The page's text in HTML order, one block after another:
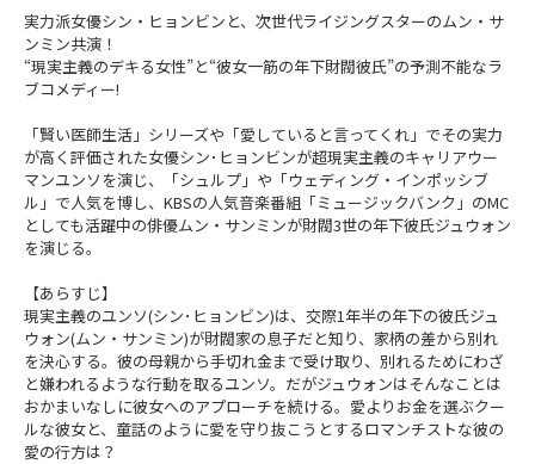
実力派女優シン・ヒョンビンと、次世代ライジングスターのムン・サ
ンミン共演！
“現実主義のデキる女性”と“彼女一筋の年下財閥彼氏”の予測不能なラ
ブコメディー!
「賢い医師生活」シリーズや「愛していると言ってくれ」でその実力
が高く評価された女優シン･ヒョンビンが超現実主義のキャリアウー
マンユンソを演じ、「シュルプ」や「ウェディング・インポッシブ
ル」で人気を博し、KBSの人気音楽番組「ミュージックバンク」のMC
としても活躍中の俳優ムン・サンミンが財閥3世の年下彼氏ジュウォン
を演じる。
【あらすじ】
現実主義のユンソ(シン･ヒョンビン)は、交際1年半の年下の彼氏ジュ
ウォン(ムン・サンミン)が財閥家の息子だと知り、家柄の差から別れ
を決心する。彼の母親から手切れ金まで受け取り、別れるためにわざ
と嫌われるような行動を取るユンソ。だがジュウォンはそんなことは
おかまいなしに彼女へのアプローチを続ける。愛よりお金を選ぶクー
ルな彼女と、童話のように愛を守り抜こうとするロマンチストな彼の
愛の行方は？